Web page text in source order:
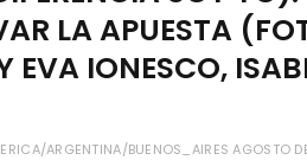
LA APUESTA
EVA IONESCO,
ARGENTINA/BUENOS_AIRES AGOSTO